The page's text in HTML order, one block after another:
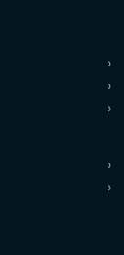
›
›
›
›
›